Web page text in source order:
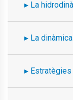
La
La